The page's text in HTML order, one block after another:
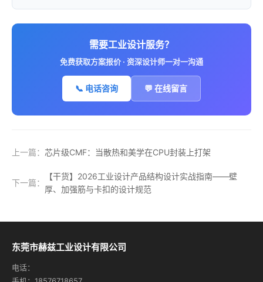
需要工业设计服务？
免费获取方案报价 · 资深设计师一对一沟通
📞 电话咨询 💬 在线留言
上一篇： 芯片级CMF：当散热和美学在CPU封装上打架
下一篇：
【干货】2026工业设计产品结构设计实战指南——壁
厚、加强筋与卡扣的设计规范
东莞市赫兹工业设计有限公司
电话：